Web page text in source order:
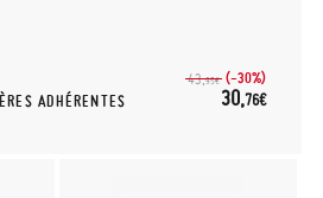
ADHÉRENTES
43,95€ (-30%)
30,76€